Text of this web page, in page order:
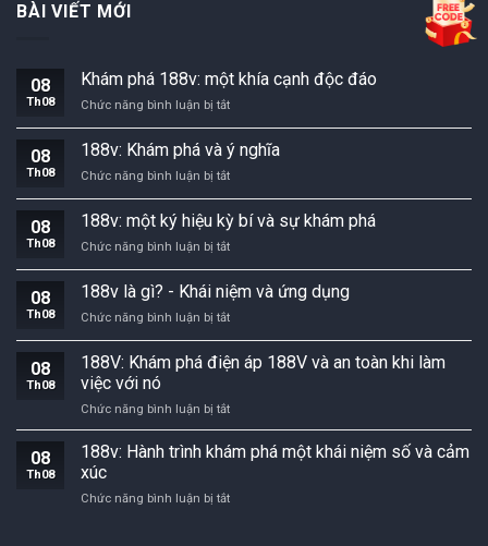
BÀI VIẾT MỚI
08
Th08
Khám phá 188v: một khía cạnh độc đáo
Chức năng bình luận bị tắtKhám
188v:
một
khía
cạnh
độc
đáo
08
Th08
188v: Khám phá và ý nghĩa
Chức năng bình luận bị tắt188v:
phá
và
ý
nghĩa
08
Th08
188v: một ký hiệu kỳ bí và sự khám phá
Chức năng bình luận bị tắt188v:
ký
hiệu
kỳ
bí
và
phá
08
Th08
188v là gì? - Khái niệm và ứng dụng
Chức năng bình luận bị tắt188v
gì?
-
niệm
và
ứng
dụng
08
Th08
188V: Khám phá điện áp 188V và an toàn khi làm
việc với nó
Chức năng bình luận bị tắt188V:
Khám
phá
điện
188V
08
Th08
188v: Hành trình khám phá một khái niệm số và cảm
xúc
Chức năng bình luận bị tắt188v: